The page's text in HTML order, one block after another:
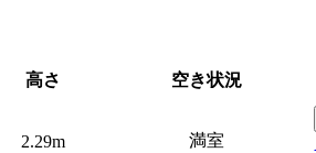
高さ 空き状況
2.29m 満室